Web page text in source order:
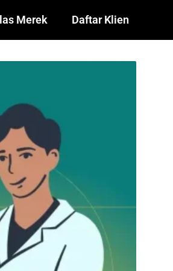
Merek Daftar Klien